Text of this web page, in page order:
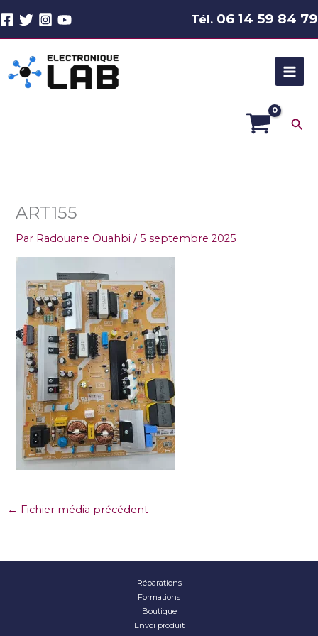
au
Tél. 06 14 59 84 79
ART155
Par Radouane Ouahbi/5 septembre 2025
← Fichier média précédent
Réparations
Formations
Boutique
Envoi produit